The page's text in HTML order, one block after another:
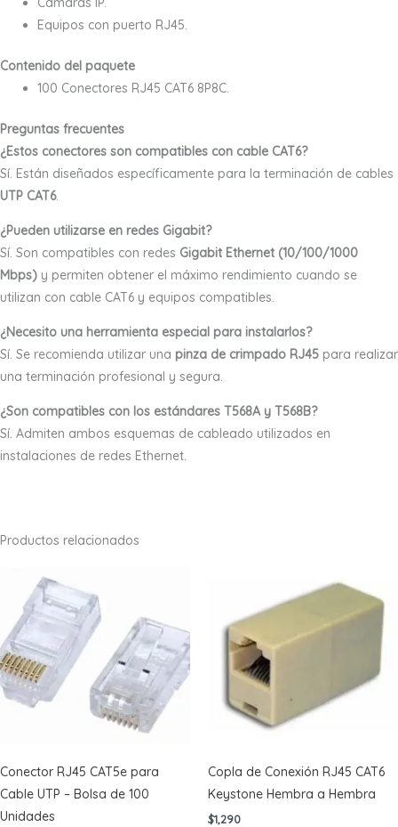
Equipos con puerto RJ45.
Contenido del paquete
100 Conectores RJ45 CAT6 8P8C.
Preguntas frecuentes
¿Estos conectores son compatibles con cable CAT6?
Sí. Están diseñados específicamente para la terminación de cables
UTP CAT6.
¿Pueden utilizarse en redes Gigabit?
Sí. Son compatibles con redes Gigabit Ethernet (10/100/1000
Mbps) y permiten obtener el máximo rendimiento cuando se
utilizan con cable CAT6 y equipos compatibles.
¿Necesito una herramienta especial para instalarlos?
Sí. Se recomienda utilizar una pinza de crimpado RJ45 para realizar
una terminación profesional y segura.
¿Son compatibles con los estándares T568A y T568B?
Sí. Admiten ambos esquemas de cableado utilizados en
instalaciones de redes Ethernet.
Productos relacionados
Conector RJ45 CAT5e para
Cable UTP – Bolsa de 100
Unidades
Copla de Conexión RJ45 CAT6
Keystone Hembra a Hembra
$1,290